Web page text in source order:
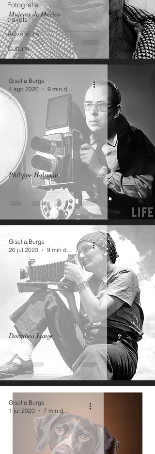
Fotografia
travels
Adventure
Culture
Mujeres de México
Philippe Halsman
Gisella Burga
4 ago 2020
9 min de lectura
Dorothea Lange
Gisella Burga
26 jul 2020
9 min de lectura
Gisella Burga
1 jul 2020
7 min de lectura